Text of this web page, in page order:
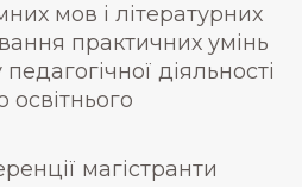
мов і літературних
практичних умінь
діяльності
освітнього
магістранти